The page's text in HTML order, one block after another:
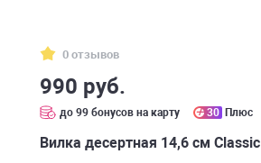
0 отзывов
990 руб.
до 99 бонусов на карту 30 Плюс
Вилка десертная 14,6 см Classic